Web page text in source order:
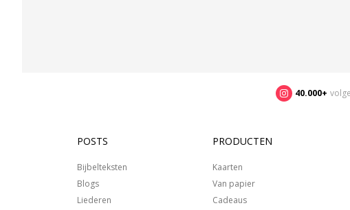
40.000+
POSTS
Bijbelteksten
Blogs
Liederen
PRODUCTEN
Kaarten
Van papier
Cadeaus